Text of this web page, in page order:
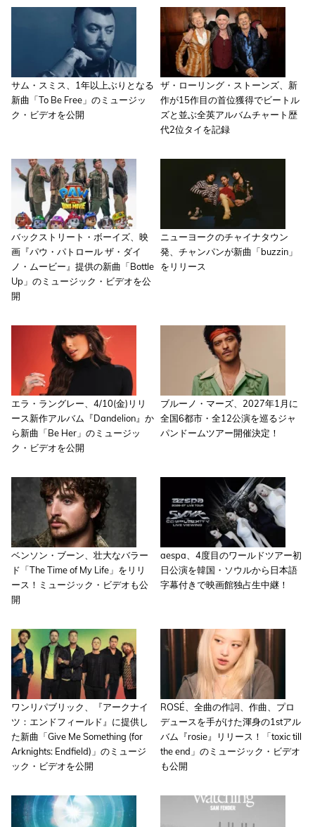
サム・スミス、1年以上ぶりとなる
新曲「To Be Free」のミュージッ
ク・ビデオを公開
ザ・ローリング・ストーンズ、新
作が15作目の首位獲得でビートル
ズと並ぶ全英アルバムチャート歴
代2位タイを記録
バックストリート・ボーイズ、映
画『パウ・パトロール ザ・ダイ
ノ・ムービー』提供の新曲「Bottle
Up」のミュージック・ビデオを公
開
ニューヨークのチャイナタウン
発、チャンパンが新曲「buzzin」
をリリース
エラ・ラングレー、4/10(金)リリ
ース新作アルバム『Dandelion』か
ら新曲「Be Her」のミュージッ
ク・ビデオを公開
ブルーノ・マーズ、2027年1月に
全国6都市・全12公演を巡るジャ
パンドームツアー開催決定！
ベンソン・ブーン、壮大なバラー
ド「The Time of My Life」をリリ
ース！ミュージック・ビデオも公
開
aespa、4度目のワールドツアー初
日公演を韓国・ソウルから日本語
字幕付きで映画館独占生中継！
ワンリパブリック、『アークナイ
ツ：エンドフィールド』に提供し
た新曲「Give Me Something (for
Arknights: Endfield)」のミュージ
ック・ビデオを公開
ROSÉ、全曲の作詞、作曲、プロ
デュースを手がけた渾身の1stアル
バム『rosie』リリース！「toxic till
the end」のミュージック・ビデオ
も公開